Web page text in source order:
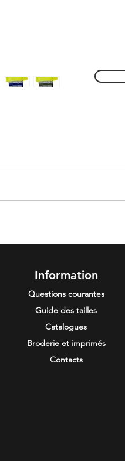
Information
Questions courantes
Guide des tailles
Catalogues
Broderie et imprimés
Contacts